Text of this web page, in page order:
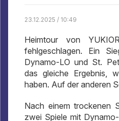
23.12.2025 / 10:49
Heimtour von
fehlgeschlagen. Ein
Dynamo-LO und St.
das gleiche Ergebnis,
haben. Auf der anderen
Nach einem trockenen
zwei Spiele mit